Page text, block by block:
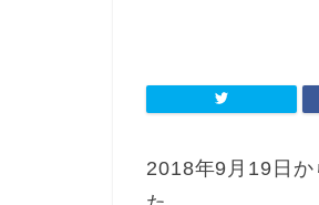
2018年9月19日